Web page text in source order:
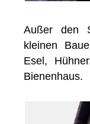
Außer den
kleinen
Esel,
Bienenhaus.